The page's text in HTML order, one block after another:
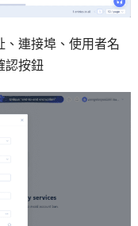
、連接埠、使用者名
認按鈕